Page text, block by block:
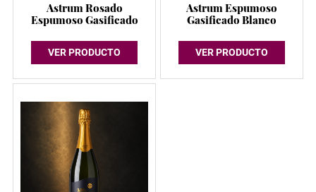
Astrum Rosado
Espumoso Gasificado
VER PRODUCTO
Astrum Espumoso
Gasificado Blanco
VER PRODUCTO